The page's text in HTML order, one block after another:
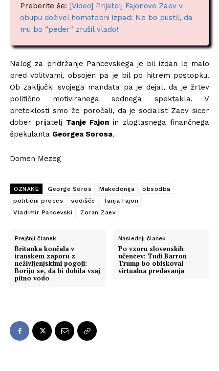
Preberite še: [Video] Prijatelj Fajonove Zaev v
obupu doživel homofobni izpad: Ne bo pustil, da
mu bo “peder” zrušil vlado!
Nalog za pridržanje Pancevskega je bil izdan le malo
pred volitvami, obsojen pa je bil po hitrem postopku.
Ob zaključki svojega mandata pa je dejal, da je žrtev
politično motiviranega sodnega spektakla. V
preteklosti smo že poročali, da je socialist Zaev sicer
dober prijatelj Tanje Fajon in zloglasnega finančnega
špekulanta Georgea Sorosa.
Domen Mezeg
OZNAKE George Soros Makedonija
obsodba
politični proces
sodišče
Tanja Fajon
Vladimir Pancevski
Zoran Zaev
Prejšnji članek
Britanka končala v
iranskem zaporu z
neživljenjskimi pogoji:
Borijo se, da bi dobila vsaj
pitno vodo
Naslednji članek
Po vzoru slovenskih
učencev: Tudi Barron
Trump bo obiskoval
virtualna predavanja